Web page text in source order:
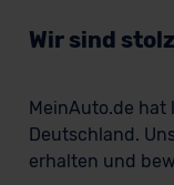
Wir sind
MeinAuto.de hat
Deutschland.
erhalten und